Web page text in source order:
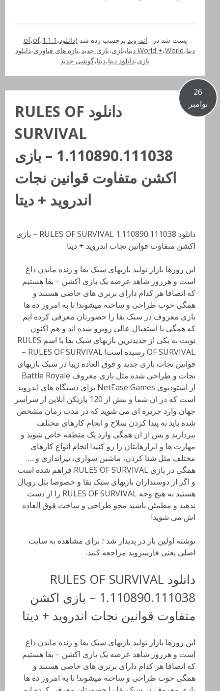
پست شد در : اندروید برچسب زده شد (دانلود، 1.1.1، of،of
دیتا، World +،World دیتا ،بازی،بازی جدید،تازه های فناوری،دانلود
بازی،دانلود دیتا،دیتا،گوشی جدید
26
نوامبر
دانلود RULES OF
SURVIVAL
1.110890.111038 – بازی
اکشن متفاوت قوانین نجات
اندروید + دیتا
دانلود RULES OF SURVIVAL 1.110890.111038 – بازی
اکشن متفاوت قوانین نجات اندروید + دیتا
این روزها بازار تولید بازیهای سبک بقا و زنده ماندن داغ
است و هرروز شاهد عرضه یک بازی اکشن – بقا هستیم
که انصافا هر کدام دارای برتری های خاصی هستند و
همگی خوب طراحی و ساخته میشوند! تا به امروز ده ها
بازی معروف در سبک بقا را حضورتان معرفی کرده ایم
که همگی با استقبال عالی روبرو شده اند و هم اکنون
نوبت به یکی از جدیدترین بازیهای سبک بقا با اسم RULES
OF SURVIVAL رسیده است! RULES OF SURVIVAL –
قوانین نجات بازی جدید و فوق العاده زیبا در سبک بازیهای
نجات و طراحی شده مثل بازی معروف Battle Royale
از استودیوی NetEase Games برای دستگاه های اندروید
است که در ان شما و بیش از 120 بازیکن آنلاین از سراسر
جهان وارد جزیره ای می شوید که در مدت زمان مشخص
شده باید به پیدا کردن سلاح و انجام کارهای مختلف
بپردازید و پس از ان همگی وارد یک منطقه خاص شوید و
مهارت ها و ابزارهایتان را رو کنید! انجام انواع کارهای
مختلف مثل شنا کردن، ماشین سواری، تیراندازی و …
همگی در بازی RULES OF SURVIVAL فراهم شده است
و اگر از دوستداران بازیهای سبک بقا و خصوصا بتل رویال
هستید به هیچ وجه RULES OF SURVIVAL را از دست
ندهید و مطمئن باشید محو طراحی و ساخت فوق العاده
اش می شوید!
نوشته اولین بار در پدیدار شد ؛ برای مشاهده به سایت
اصلی یعنی فارسروید مراجعه کنید.
دانلود RULES OF SURVIVAL
1.110890.111038 – بازی اکشن
متفاوت قوانین نجات اندروید + دیتا
این روزها بازار تولید بازیهای سبک بقا و زنده ماندن داغ
است و هرروز شاهد عرضه یک بازی اکشن – بقا هستیم
که انصافا هر کدام دارای برتری های خاصی هستند و
همگی خوب طراحی و ساخته میشوند! تا به امروز ده ها